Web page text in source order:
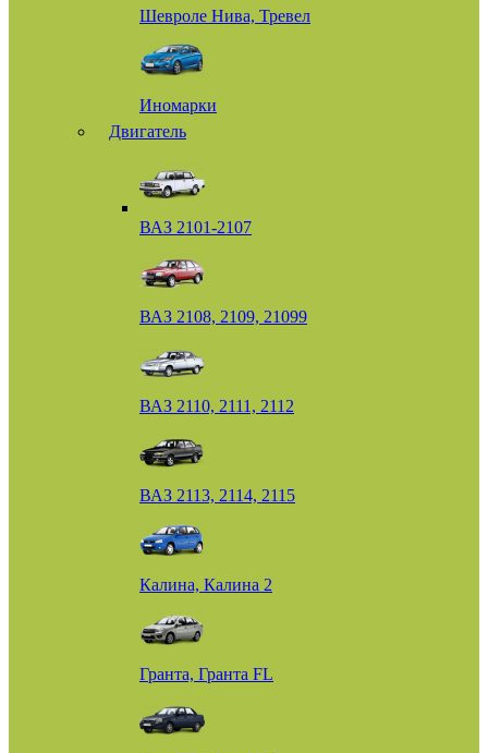
Шевроле Нива, Тревел
Иномарки
Двигатель
ВАЗ 2101-2107
ВАЗ 2108, 2109, 21099
ВАЗ 2110, 2111, 2112
ВАЗ 2113, 2114, 2115
Калина, Калина 2
Гранта, Гранта FL